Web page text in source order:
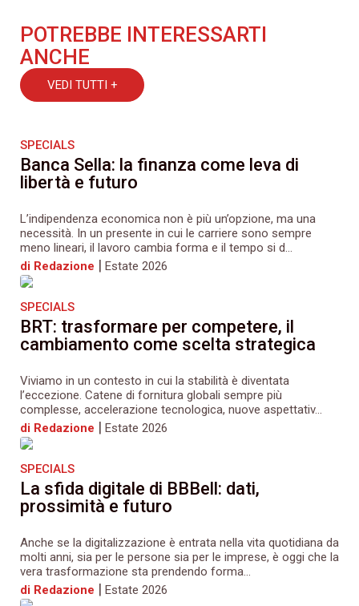
POTREBBE INTERESSARTI
ANCHE
VEDI TUTTI +
SPECIALS
Banca Sella: la finanza come leva di
libertà e futuro
L’indipendenza economica non è più un’opzione, ma una
necessità. In un presente in cui le carriere sono sempre
meno lineari, il lavoro cambia forma e il tempo si d...
di Redazione | Estate 2026
SPECIALS
BRT: trasformare per competere, il
cambiamento come scelta strategica
Viviamo in un contesto in cui la stabilità è diventata
l’eccezione. Catene di fornitura globali sempre più
complesse, accelerazione tecnologica, nuove aspettativ...
di Redazione | Estate 2026
SPECIALS
La sfida digitale di BBBell: dati,
prossimità e futuro
Anche se la digitalizzazione è entrata nella vita quotidiana da
molti anni, sia per le persone sia per le imprese, è oggi che la
vera trasformazione sta prendendo forma...
di Redazione | Estate 2026